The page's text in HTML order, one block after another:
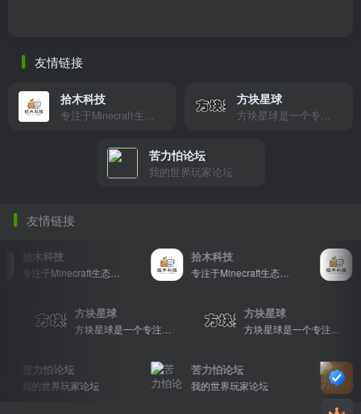
友情链接
拾木科技
专注于Minecraft生态建设
方块星球
方块星球是一个专注于我的世界的中文论坛，提供丰富的资源分享、玩家交流和创意展示，包括地图、皮肤、数据包等内容，打造Minecraft玩家的专属社区乐园！
苦力怕论坛
我的世界玩家论坛
友情链接
拾木科技
专注于Minecraft生态建设
拾木科技
专注于Minecraft生态建设
方块星球 方块星球
苦力怕论坛
我的世界玩家论坛
苦力怕论坛
我的世界玩家论坛